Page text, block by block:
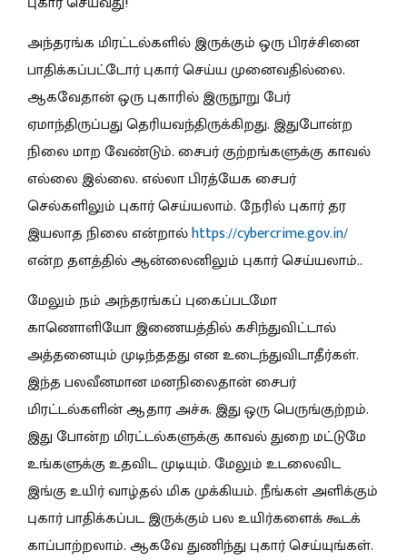
அந்தரங்க மிரட்டல்களில் இருக்கும் ஒரு பிரச்சினை
பாதிக்கப்பட்டோர் புகார் செய்ய முனைவதில்லை.
ஆகவேதான் ஒரு புகாரில் இருநூறு பேர்
ஏமாந்திருப்பது தெரியவந்திருக்கிறது. இதுபோன்ற
நிலை மாற வேண்டும். சைபர் குற்றங்களுக்கு காவல்
எல்லை இல்லை. எல்லா பிரத்யேக சைபர்
செல்களிலும் புகார் செய்யலாம். நேரில் புகார் தர
இயலாத நிலை என்றால்https://cybercrime.gov.in/
என்ற தளத்தில் ஆன்லைனிலும் புகார் செய்யலாம்..
மேலும் நம் அந்தரங்கப் புகைப்படமோ
காணொளியோ இணையத்தில் கசிந்துவிட்டால்
அத்தனையும் முடிந்ததது என உடைந்துவிடாதீர்கள்.
இந்த பலவீனமான மனநிலைதான் சைபர்
மிரட்டல்களின் ஆதார அச்சு. இது ஒரு பெருங்குற்றம்.
இது போன்ற மிரட்டல்களுக்கு காவல் துறை மட்டுமே
உங்களுக்கு உதவிட முடியும். மேலும் உடலைவிட
இங்கு உயிர் வாழ்தல் மிக முக்கியம். நீங்கள் அளிக்கும்
புகார் பாதிக்கப்பட இருக்கும் பல உயிர்களைக் கூடக்
காப்பாற்றலாம். ஆகவே துணிந்து புகார் செய்யுங்கள்.